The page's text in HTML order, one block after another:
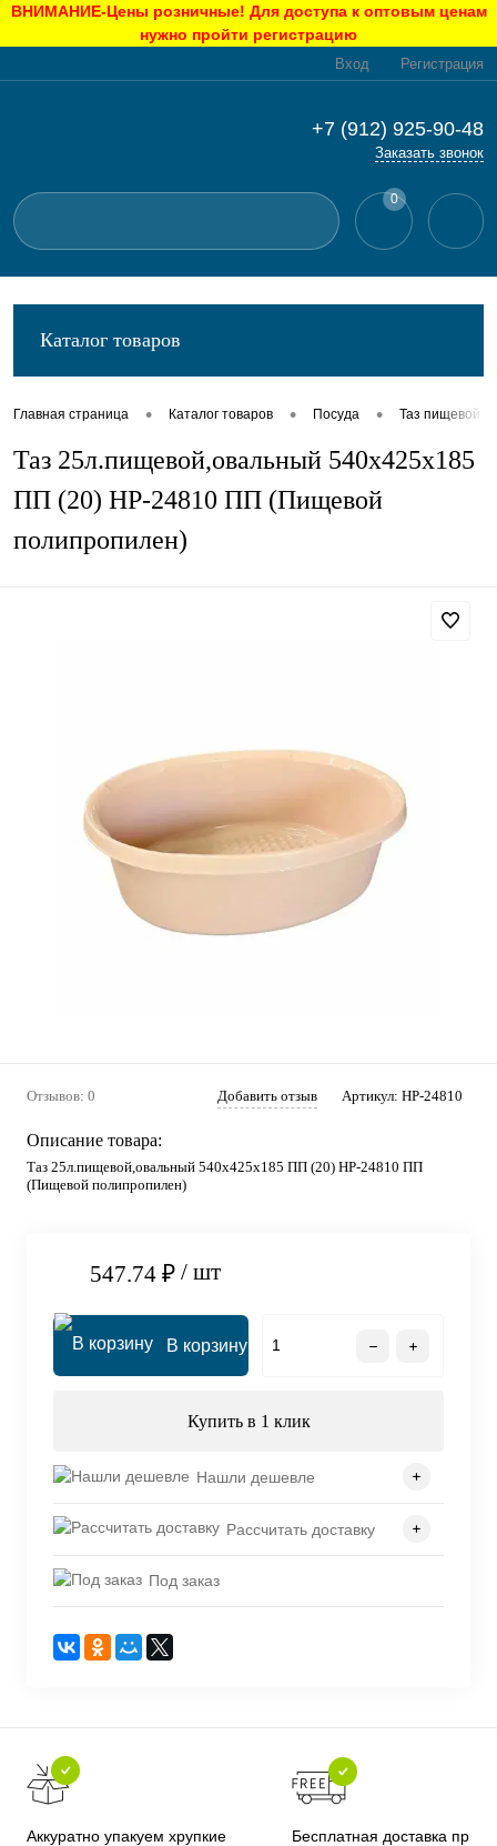
ВНИМАНИЕ-Цены розничные! Для доступа к оптовым ценам
нужно пройти регистрацию
Вход Регистрация
+7 (912) 925-90-48
Заказать звонок
0
Каталог товаров
Главная страница • Каталог товаров • Посуда • Таз пищевой
Таз 25л.пищевой,овальный 540х425х185
ПП (20) HP-24810 ПП (Пищевой
полипропилен)
Отзывов: 0 Добавить отзыв Артикул: HP-24810
Описание товара:
Таз 25л.пищевой,овальный 540х425х185 ПП (20) HP-24810 ПП
(Пищевой полипропилен)
547.74 ₽ / шт
В корзину
Купить в 1 клик
Нашли дешевле
Рассчитать доставку
Под заказ
Аккуратно упакуем хрупкие
Бесплатная доставка при